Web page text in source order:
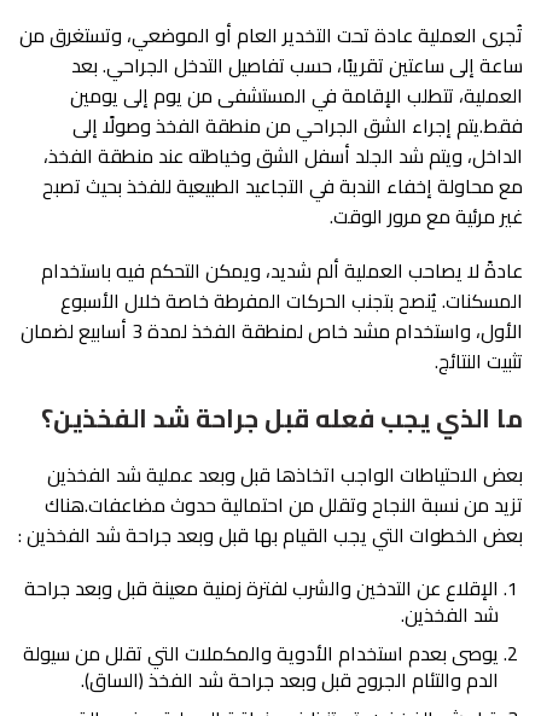
تُجرى العملية عادة تحت التخدير العام أو الموضعي، وتستغرق من
ساعة إلى ساعتين تقريبًا، حسب تفاصيل التدخل الجراحي. بعد
العملية، تتطلب الإقامة في المستشفى من يوم إلى يومين
فقط.يتم إجراء الشق الجراحي من منطقة الفخذ وصولًا إلى
الداخل، ويتم شد الجلد أسفل الشق وخياطته عند منطقة الفخذ،
مع محاولة إخفاء الندبة في التجاعيد الطبيعية للفخذ بحيث تصبح
غير مرئية مع مرور الوقت.
عادةً لا يصاحب العملية ألم شديد، ويمكن التحكم فيه باستخدام
المسكنات. يُنصح بتجنب الحركات المفرطة خاصة خلال الأسبوع
الأول، واستخدام مشد خاص لمنطقة الفخذ لمدة 3 أسابيع لضمان
تثبيت النتائج.
ما الذي يجب فعله قبل جراحة شد الفخذين؟
بعض الاحتياطات الواجب اتخاذها قبل وبعد عملية شد الفخذين
تزيد من نسبة النجاح وتقلل من احتمالية حدوث مضاعفات.هناك
بعض الخطوات التي يجب القيام بها قبل وبعد جراحة شد الفخذين :
الإقلاع عن التدخين والشرب لفترة زمنية معينة قبل وبعد جراحة
شد الفخذين.
يوصى بعدم استخدام الأدوية والمكملات التي تقلل من سيولة
الدم والتئام الجروح قبل وبعد جراحة شد الفخذ (الساق).